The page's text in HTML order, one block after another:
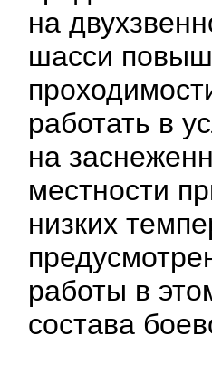
на
шасси
работать в
на
местности
низких
работы в
состава